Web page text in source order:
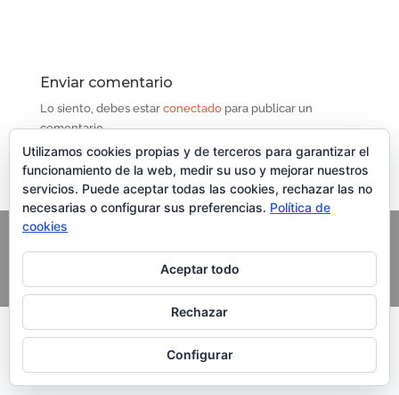
Enviar comentario
Lo siento, debes estar conectadopara publicar un
comentario.
Contenido del Curso
Copyright Grupo Oleoturismia. Al servicio del Aceite de
Oliva Virgen Extra
Utilizamos cookies propias y de terceros para garantizar el
funcionamiento de la web, medir su uso y mejorar nuestros
servicios. Puede aceptar todas las cookies, rechazar las no
necesarias o configurar sus preferencias. Política de
cookies
Aceptar todo
Rechazar
Configurar